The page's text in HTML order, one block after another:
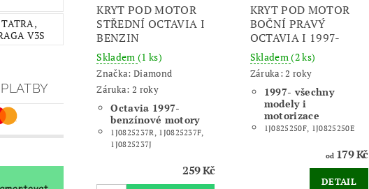
V3S
KRYT POD MOTOR
STŘEDNÍ OCTAVIA I
BENZIN
Skladem (1 ks)
Značka: Diamond
Záruka: 2 roky
Octavia 1997-
benzínové motory
1J0825237R, 1J0825237F,
1J0825237J
259 Kč
KRYT POD MOTOR
BOČNÍ PRAVÝ
OCTAVIA I 1997-
Skladem(2 ks)
Záruka: 2 roky
1997- všechny
modely i
motorizace
1J0825250F, 1J0825250E
od179 Kč
DETAIL